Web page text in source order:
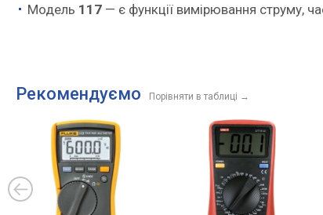
Модель 117 — є функції вимірювання струму,
Рекомендуємо Порівняти в таблиці →